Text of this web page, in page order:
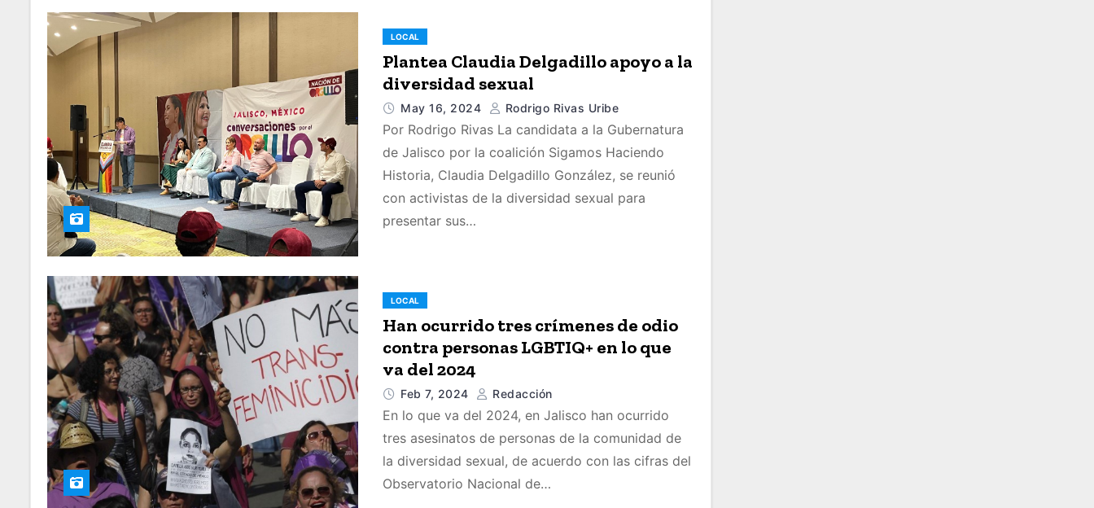
LOCAL
Plantea Claudia Delgadillo apoyo a la
diversidad sexual
May 16, 2024 Rodrigo Rivas Uribe
Por Rodrigo Rivas La candidata a la Gubernatura
de Jalisco por la coalición Sigamos Haciendo
Historia, Claudia Delgadillo González, se reunió
con activistas de la diversidad sexual para
presentar sus…
LOCAL
Han ocurrido tres crímenes de odio
contra personas LGBTIQ+ en lo que
va del 2024
Feb 7, 2024 Redacción
En lo que va del 2024, en Jalisco han ocurrido
tres asesinatos de personas de la comunidad de
la diversidad sexual, de acuerdo con las cifras del
Observatorio Nacional de…